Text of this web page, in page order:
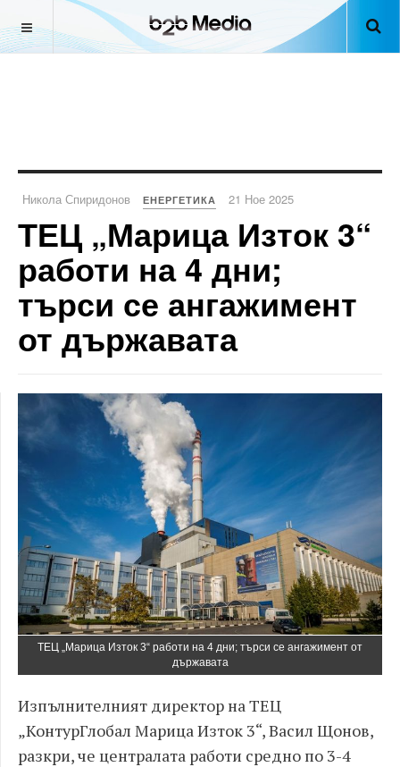
Никола Спиридонов ЕНЕРГЕТИКА 21 Ное 2025
ТЕЦ „Марица Изток 3“
работи на 4 дни;
търси се ангажимент
от държавата
ТЕЦ „Марица Изток 3“ работи на 4 дни; търси се ангажимент от
държавата
Изпълнителният директор на ТЕЦ
„КонтурГлобал Марица Изток 3“, Васил Щонов,
разкри, че централата работи средно по 3-4